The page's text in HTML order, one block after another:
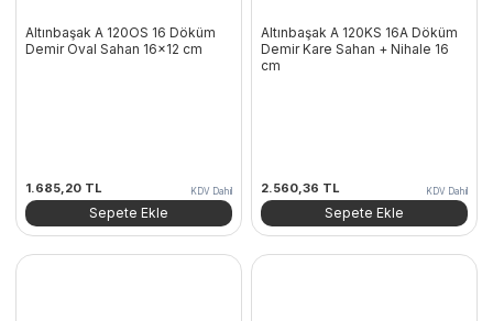
Altınbaşak A 120OS 16 Döküm
Demir Oval Sahan 16×12 cm
1.685,20 TL KDV Dahil
Sepete Ekle
Altınbaşak A 120KS 16A Döküm
Demir Kare Sahan + Nihale 16
cm
2.560,36 TL KDV Dahil
Sepete Ekle